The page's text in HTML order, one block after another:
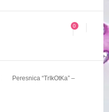
0
Peresnica “TrIkOtKa” –